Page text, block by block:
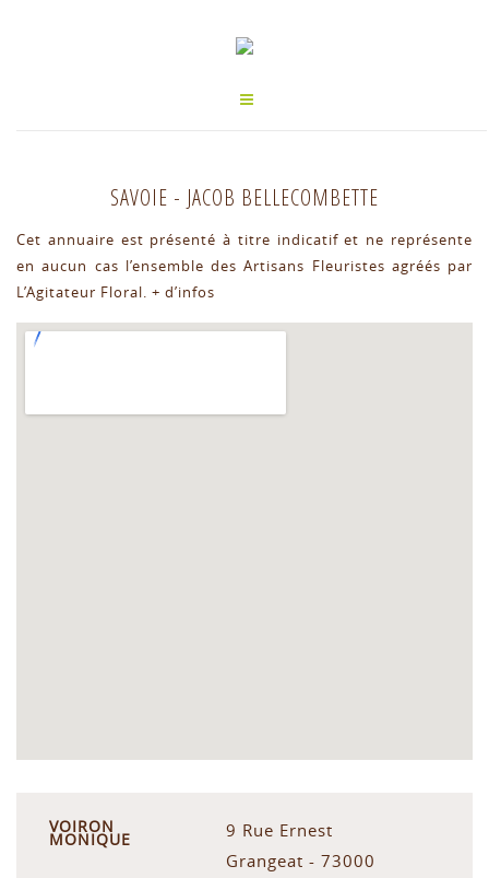
SAVOIE - JACOB BELLECOMBETTE
Cet annuaire est présenté à titre indicatif et ne représente
en aucun cas l’ensemble des Artisans Fleuristes agréés par
L’Agitateur Floral. + d’infos
VOIRON
MONIQUE
9 Rue Ernest
Grangeat - 73000